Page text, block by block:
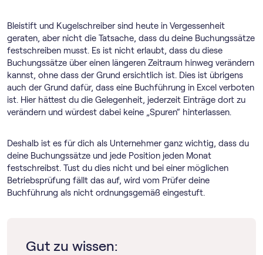
Bleistift und Kugelschreiber sind heute in Vergessenheit
geraten, aber nicht die Tatsache, dass du deine Buchungssätze
festschreiben musst. Es ist nicht erlaubt, dass du diese
Buchungssätze über einen längeren Zeitraum hinweg verändern
kannst, ohne dass der Grund ersichtlich ist. Dies ist übrigens
auch der Grund dafür, dass eine Buchführung in Excel verboten
ist. Hier hättest du die Gelegenheit, jederzeit Einträge dort zu
verändern und würdest dabei keine „Spuren“ hinterlassen.
Deshalb ist es für dich als Unternehmer ganz wichtig, dass du
deine Buchungssätze und jede Position jeden Monat
festschreibst. Tust du dies nicht und bei einer möglichen
Betriebsprüfung fällt das auf, wird vom Prüfer deine
Buchführung als nicht ordnungsgemäß eingestuft.
Gut zu wissen: